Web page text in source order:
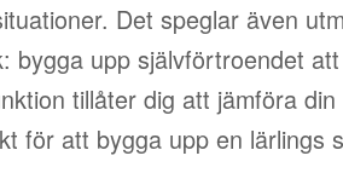
Det speglar även
bygga upp självförtroendet att
tillåter dig att jämföra
för att bygga upp en lärlings